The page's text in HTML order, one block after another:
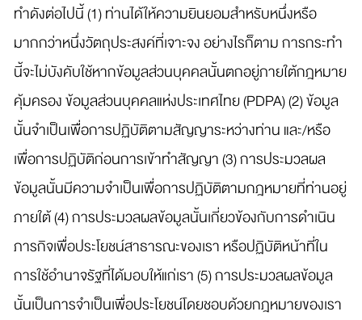
ทำดังต่อไปนี้ (1) ท่านได้ให้ความยินยอมสำหรับหนึ่งหรือ
มากกว่าหนึ่งวัตถุประสงค์ที่เจาะจง อย่างไรก็ตาม การกระทำ
นี้จะไม่บังคับใช้หากข้อมูลส่วนบุคคลนั้นตกอยู่ภายใต้กฎหมาย
คุ้มครอง ข้อมูลส่วนบุคคลแห่งประเทศไทย (PDPA) (2) ข้อมูล
นั้นจำเป็นเพื่อการปฏิบัติตามสัญญาระหว่างท่าน และ/หรือ
เพื่อการปฏิบัติก่อนการเข้าทำสัญญา (3) การประมวลผล
ข้อมูลนั้นมีความจำเป็นเพื่อการปฏิบัติตามกฎหมายที่ท่านอยู่
ภายใต้ (4) การประมวลผลข้อมูลนั้นเกี่ยวข้องกับการดำเนิน
ภารกิจเพื่อประโยชน์สาธารณะของเรา หรือปฏิบัติหน้าที่ใน
การใช้อำนาจรัฐที่ได้มอบให้แก่เรา (5) การประมวลผลข้อมูล
นั้นเป็นการจำเป็นเพื่อประโยชน์โดยชอบด้วยกฎหมายของเรา